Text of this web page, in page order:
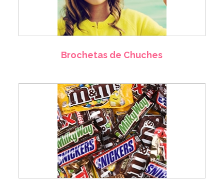
Brochetas de Chuches